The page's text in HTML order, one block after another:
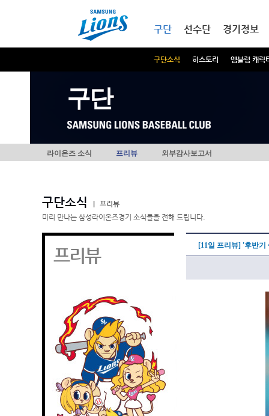
구단
구단소식 히스토리 엠블럼 캐릭
선수단 경기정보
구단
라이온즈 소식 프리뷰 외부감사보고서
구단소식
프리뷰
미리 만나는 삼성라이온즈경기 소식들을 전해 드립니다.
프리뷰 [11일 프리뷰] '후반